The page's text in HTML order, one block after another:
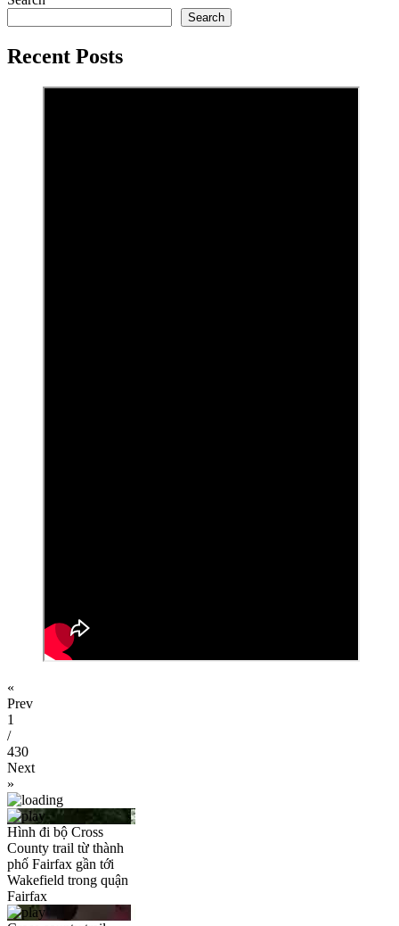
Search
Recent Posts
«
Prev
1
/
430
Next
»
Hình đi bộ Cross
County trail từ thành
phố Fairfax gần tới
Wakefield trong quận
Fairfax